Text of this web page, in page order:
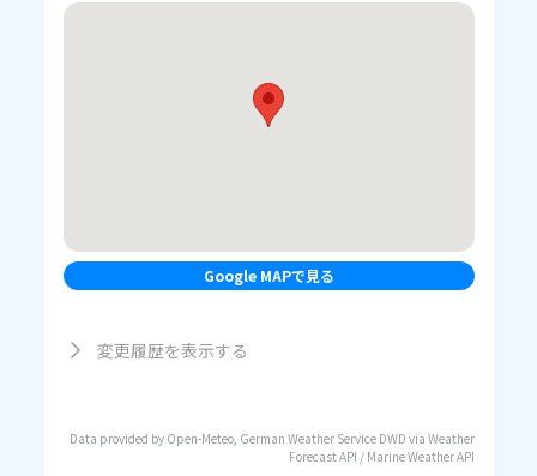
Google MAPで見る
変更履歴を表示する
Data provided by Open-Meteo, German Weather Service DWD via Weather
Forecast API / Marine Weather API